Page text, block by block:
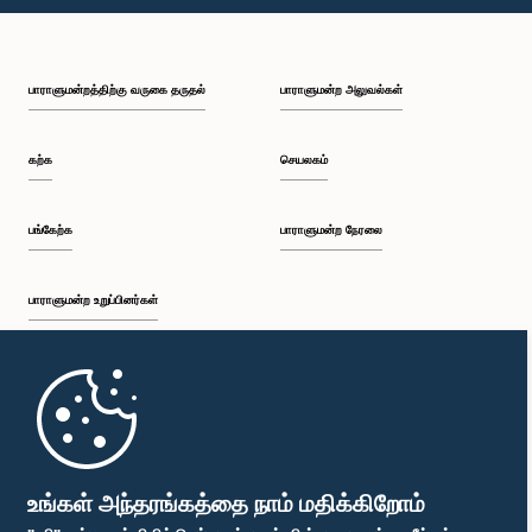
உங்கள் அந்தரங்கத்தை நாம் மதிக்கிறோம்
பி.ப. 1:46 - பி.ப. 1:59
பி.ப. 2:11 - பி.ப. 2:19
பி.ப. 2:29 - பி.ப. 2:35
பாராளுமன்றத்திற்கு வருகை தருதல்
கற்க
பங்கேற்க
பாராளுமன்ற உறுப்பினர்கள்
முதற்பக்கம்
பாராளுமன்ற அலுவல்கள்
செயலகம்
பாராளுமன்ற நேரலை
பாராளுமன்ற கையடக்க செயலி